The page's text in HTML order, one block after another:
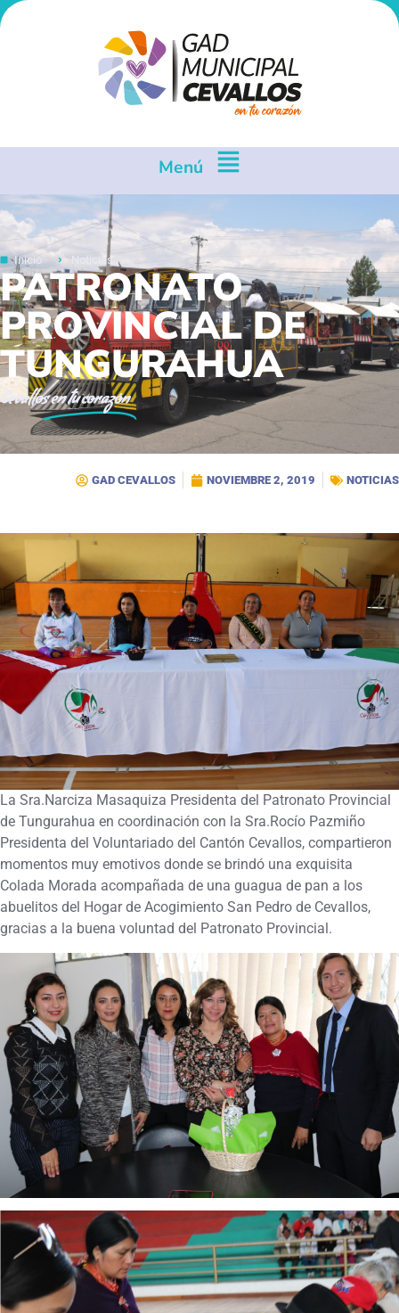
Menú
Inicio Noticias
PATRONATO
PROVINCIAL DE
TUNGURAHUA
Cevallosen tu corazón
GAD CEVALLOS NOVIEMBRE 2, 2019 NOTICIAS
La Sra.Narciza Masaquiza Presidenta del Patronato Provincial
de Tungurahua en coordinación con la Sra.Rocío Pazmiño
Presidenta del Voluntariado del Cantón Cevallos, compartieron
momentos muy emotivos donde se brindó una exquisita
Colada Morada acompañada de una guagua de pan a los
abuelitos del Hogar de Acogimiento San Pedro de Cevallos,
gracias a la buena voluntad del Patronato Provincial.